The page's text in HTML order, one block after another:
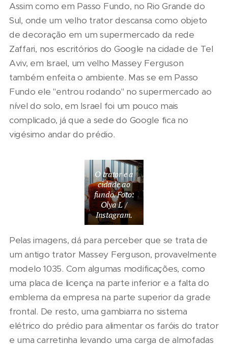
Assim como em Passo Fundo, no Rio Grande do
Sul, onde um velho trator descansa como objeto
de decoração em um supermercado da rede
Zaffari, nos escritórios do Google na cidade de Tel
Aviv, em Israel, um velho Massey Ferguson
também enfeita o ambiente. Mas se em Passo
Fundo ele "entrou rodando" no supermercado ao
nível do solo, em Israel foi um pouco mais
complicado, já que a sede do Google fica no
vigésimo andar do prédio.
O trator e a
cidade ao
fundo. Foto:
Olya L /
Instagram.
Pelas imagens, dá para perceber que se trata de
um antigo trator Massey Ferguson, provavelmente
modelo 1035. Com algumas modificações, como
uma placa de licença na parte inferior e a falta do
emblema da empresa na parte superior da grade
frontal. De resto, uma gambiarra no sistema
elétrico do prédio para alimentar os faróis do trator
e uma carretinha levando uma carga de almofadas